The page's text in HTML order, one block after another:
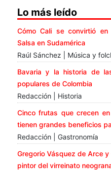
Lo más leído
Cómo Cali se convirtió
Salsa en Sudamérica
Raúl Sánchez | Música y
Bavaria y la historia de
populares de Colombia
Redacción | Historia
Cinco frutas que crecen
tienen grandes beneficios
Redacción | Gastronomía
Gregorio Vásquez de Arce
pintor del virreinato